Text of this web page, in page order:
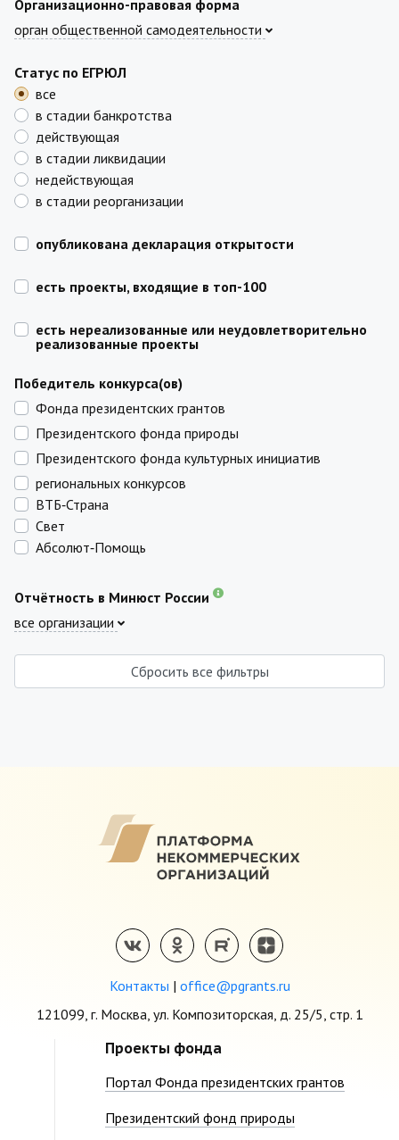
Организационно-правовая форма
орган общественной самодеятельности
Статус по ЕГРЮЛ
все
в стадии банкротства
действующая
в стадии ликвидации
недействующая
в стадии реорганизации
опубликована декларация открытости
есть проекты, входящие в топ-100
есть нереализованные или неудовлетворительно
реализованные проекты
Победитель конкурса(ов)
Фонда президентских грантов
Президентского фонда природы
Президентского фонда культурных инициатив
региональных конкурсов
ВТБ‑Страна
Свет
Абсолют‑Помощь
Отчётность в Минюст России
все организации
Сбросить все фильтры
Контакты | office@pgrants.ru
121099, г. Москва, ул. Композиторская, д. 25/5, стр. 1
Проекты фонда
Портал Фонда президентских грантов
Президентский фонд природы